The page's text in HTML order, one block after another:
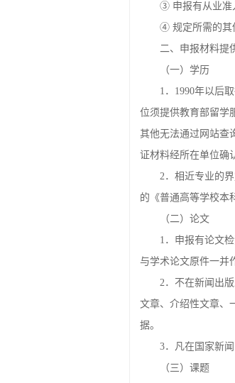
③ 申报有从业准
④ 规定所需的其
二、申报材料提
（一）学历
1．1990年以后
位须提供教育部留学
其他无法通过网站查
证材料经所在单位确
2．相近专业的
的《普通高等学校本
（二）论文
1．申报有论文
与学术论文原件一并
2．不在新闻出
文章、介绍性文章、
据。
3．凡在国家新
（三）课题